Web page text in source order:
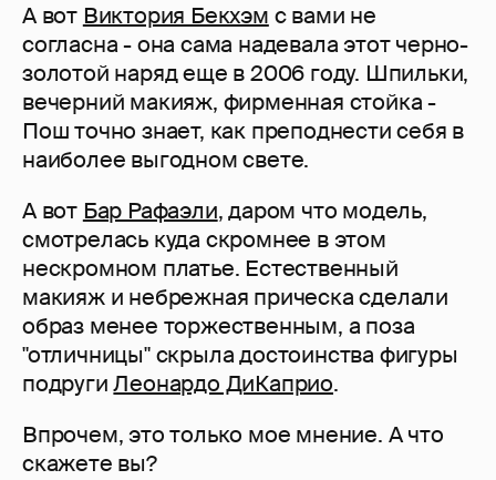
А вот Виктория Бекхэм с вами не
согласна - она сама надевала этот черно-
золотой наряд еще в 2006 году. Шпильки,
вечерний макияж, фирменная стойка -
Пош точно знает, как преподнести себя в
наиболее выгодном свете.
А вот Бар Рафаэли, даром что модель,
смотрелась куда скромнее в этом
нескромном платье. Естественный
макияж и небрежная прическа сделали
образ менее торжественным, а поза
"отличницы" скрыла достоинства фигуры
подругиЛеонардо ДиКаприо.
Впрочем, это только мое мнение. А что
скажете вы?